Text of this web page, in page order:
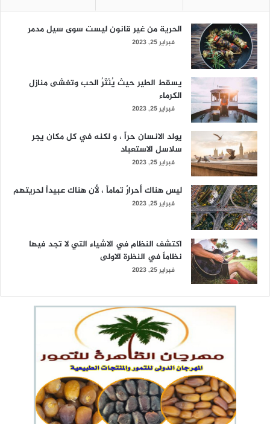
الحرية من غير قانون ليست سوى سيل مدمر
فبراير 25, 2023
يسقط الطير حيث يُنْثَرُ الحب وتغشى منازل
الكرماء
فبراير 25, 2023
يولد الانسان حراً ، و لكنه في كل مكان يجر
سلاسل الاستعباد
فبراير 25, 2023
ليس هناك أحرارٌ تماماً ، لأن هناك عبيداً لحريتهم
فبراير 25, 2023
اكتشف النظام في الاشياء التي لا تجد فيها
نظاماً في النظرة الاولى
فبراير 25, 2023